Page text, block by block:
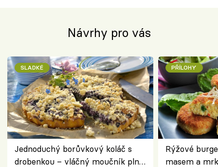
Návrhy pro vás
SLADKÉ
Jednoduchý borůvkový koláč s
drobenkou – vláčný moučník plný
PŘÍLOHY
Rýžové
masem a